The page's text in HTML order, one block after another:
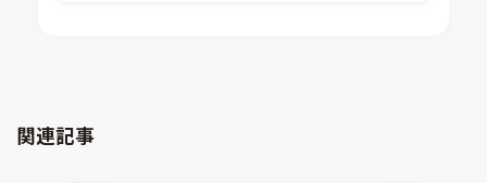
CAD連携・CAE業務支援
Virtual Environment
関連記事